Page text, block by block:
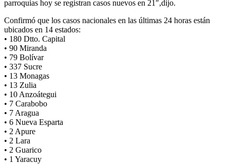
parroquias hoy se registran casos nuevos en 21″,dijo.
Confirmó que los casos nacionales en las últimas 24 horas están
ubicados en 14 estados:
• 180 Dtto. Capital
• 90 Miranda
• 79 Bolívar
• 337 Sucre
• 13 Monagas
• 13 Zulia
• 10 Anzoátegui
• 7 Carabobo
• 7 Aragua
• 6 Nueva Esparta
• 2 Apure
• 2 Lara
• 2 Guarico
• 1 Yaracuy